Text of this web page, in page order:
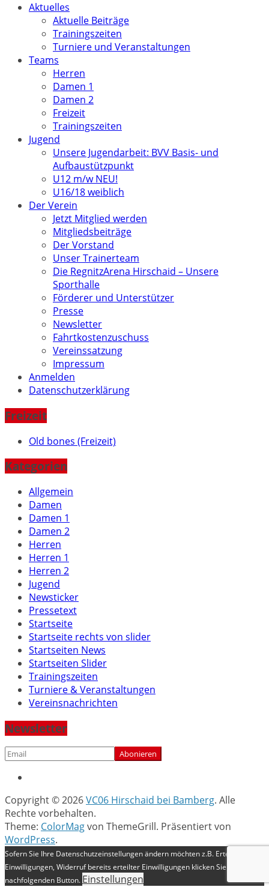
Aktuelles
Aktuelle Beiträge
Trainingszeiten
Turniere und Veranstaltungen
Teams
Herren
Damen 1
Damen 2
Freizeit
Trainingszeiten
Jugend
Unsere Jugendarbeit: BVV Basis- und
Aufbaustützpunkt
U12 m/w NEU!
U16/18 weiblich
Der Verein
Jetzt Mitglied werden
Mitgliedsbeiträge
Der Vorstand
Unser Trainerteam
Die RegnitzArena Hirschaid – Unsere
Sporthalle
Förderer und Unterstützer
Presse
Newsletter
Fahrtkostenzuschuss
Vereinssatzung
Impressum
Anmelden
Datenschutzerklärung
Freizeit
Old bones (Freizeit)
Kategorien
Allgemein
Damen
Damen 1
Damen 2
Herren
Herren 1
Herren 2
Jugend
Newsticker
Pressetext
Startseite
Startseite rechts von slider
Startseiten News
Startseiten Slider
Trainingszeiten
Turniere & Veranstaltungen
Vereinsnachrichten
Newsletter
Copyright © 2026VC06 Hirschaid bei Bamberg. Alle
Rechte vorbehalten.
Theme: ColorMagvon ThemeGrill. Präsentiert von
WordPress.
Sofern Sie Ihre Datenschutzeinstellungen ändern möchten z.B. Erteilung von
Einwilligungen, Widerruf bereits erteilter Einwilligungen klicken Sie auf
nachfolgenden Button. Einstellungen